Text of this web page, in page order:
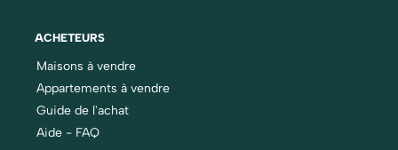
ACHETEURS
Maisons à vendre
Appartements à vendre
Guide de l'achat
Aide - FAQ